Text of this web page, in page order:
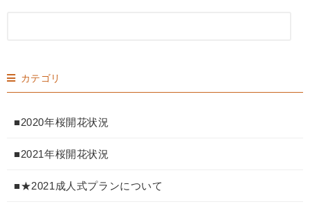
カテゴリ
■2020年桜開花状況
■2021年桜開花状況
■★2021成人式プランについて